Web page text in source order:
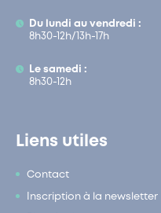
Du lundi au vendredi :
8h30-12h/13h-17h
Le samedi :
8h30-12h
Liens utiles
Contact
Inscription à la newsletter